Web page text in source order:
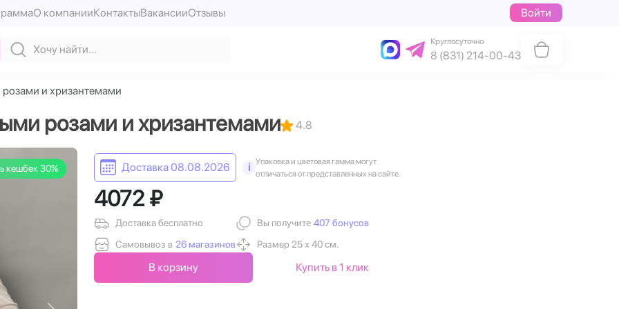
О компанииКонтактыВакансииОтзывы Войти
Круглосуточно
8 (831) 214-00-43
розами и хризантемами
розами и хризантемами 4.8
кешбек 30% Доставка 08.08.2026 i
Упаковка и цветовая гамма могут
отличаться от представленных на сайте.
4072 ₽
Доставка бесплатно
Самовывоз в 26 магазинов
Вы получите 407 бонусов
Размер 25 х 40 см.
В корзину Купить в 1 клик